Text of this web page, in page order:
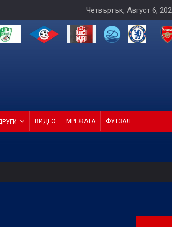
Четвъртък, Август 6,
ВИДЕО МРЕЖАТА ФУТЗАЛ